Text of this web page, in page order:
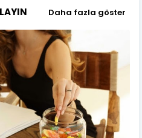
Daha fazla göster